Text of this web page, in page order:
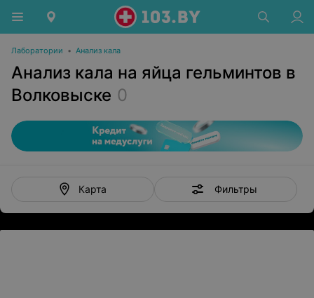
Лаборатории • Анализ кала
Анализ кала на яйца гельминтов в
Волковыске 0
Карта Фильтры